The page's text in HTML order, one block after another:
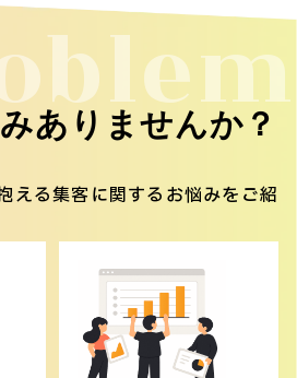
ありませんか？
える集客に関するお悩みをご紹